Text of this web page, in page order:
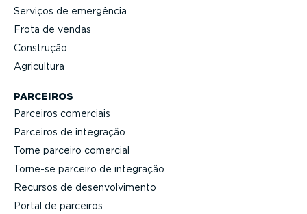
Serviços de emergência
Frota de vendas
Construção
Agricultura
PARCEIROS
Parceiros comerciais
Parceiros de integração
Torne parceiro comercial
Torne-se parceiro de integração
Recursos de desen­vol­vi­mento
Portal de parceiros